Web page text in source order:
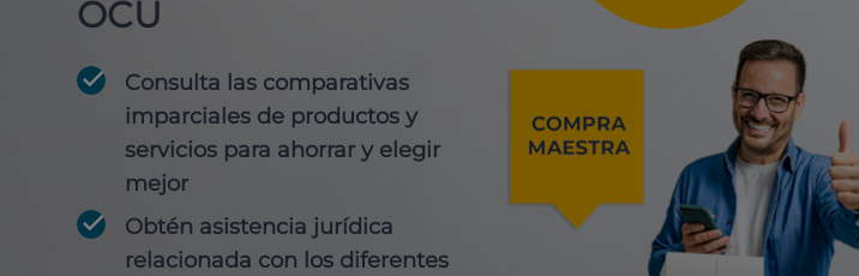
OCU
Consulta las comparativas
imparciales de productos y
servicios para ahorrar y elegir
mejor
Obtén asistencia jurídica
relacionada con los diferentes